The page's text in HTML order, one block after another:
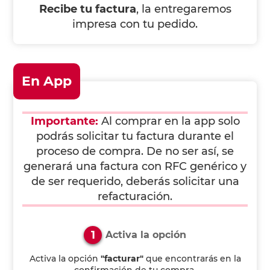
Recibe tu factura, la entregaremos
impresa con tu pedido.
En App
Importante:
podrás solicitar tu factura durante el
proceso de compra. De no ser así, se
generará una factura con RFC genérico y
de ser requerido, deberás solicitar una
refacturación.
1 Activa la opción
Activa la opción "facturar"que encontrarás en la